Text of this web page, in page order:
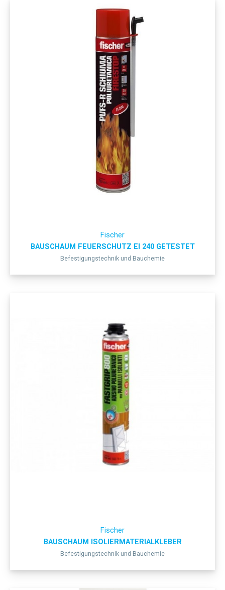
Fischer
BAUSCHAUM FEUERSCHUTZ EI 240 GETESTET
Befestigungstechnik und Bauchemie
Fischer
BAUSCHAUM ISOLIERMATERIALKLEBER
Befestigungstechnik und Bauchemie